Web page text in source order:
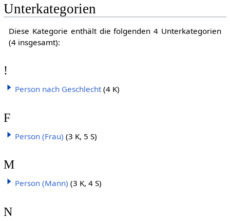
Unterkategorien
Diese Kategorie enthält die folgenden 4 Unterkategorien
(4 insgesamt):
!
Person nach Geschlecht (4 K)
F
Person (Frau) (3 K, 5 S)
M
Person (Mann) (3 K, 4 S)
N